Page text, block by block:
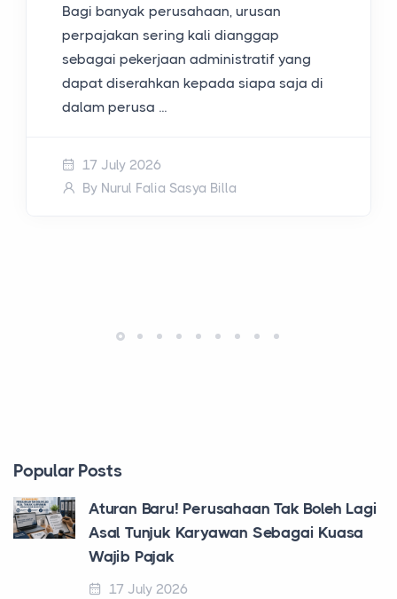
Bagi banyak perusahaan, urusan
perpajakan sering kali dianggap
sebagai pekerjaan administratif yang
dapat diserahkan kepada siapa saja di
dalam perusa ...
17 July 2026
By Nurul Falia Sasya Billa
Popular Posts
Aturan Baru! Perusahaan Tak Boleh Lagi
Asal Tunjuk Karyawan Sebagai Kuasa
Wajib Pajak
17 July 2026